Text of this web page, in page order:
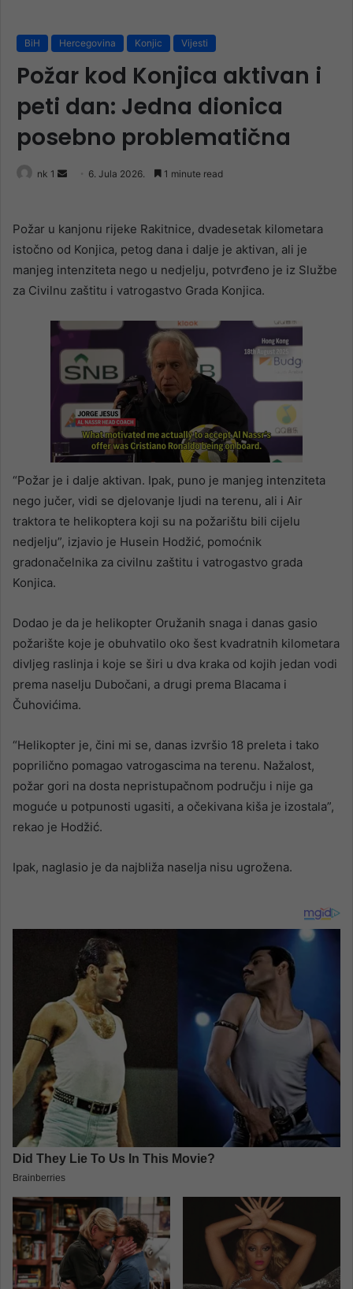
BiH Hercegovina Konjic Vijesti
Požar kod Konjica aktivan i
peti dan: Jedna dionica
posebno problematična
nk 1
Send 6. Jula 2026. 1 minute read
Požar u kanjonu rijeke Rakitnice, dvadesetak kilometara
istočno od Konjica, petog dana i dalje je aktivan, ali je
manjeg intenziteta nego u nedjelju, potvrđeno je iz Službe
za Civilnu zaštitu i vatrogastvo Grada Konjica.
“Požar je i dalje aktivan. Ipak, puno je manjeg intenziteta
nego jučer, vidi se djelovanje ljudi na terenu, ali i Air
traktora te helikoptera koji su na požarištu bili cijelu
nedjelju”, izjavio je Husein Hodžić, pomoćnik
gradonačelnika za civilnu zaštitu i vatrogastvo grada
Konjica.
Dodao je da je helikopter Oružanih snaga i danas gasio
požarište koje je obuhvatilo oko šest kvadratnih kilometara
divljeg raslinja i koje se širi u dva kraka od kojih jedan vodi
prema naselju Dubočani, a drugi prema Blacama i
Čuhovićima.
“Helikopter je, čini mi se, danas izvršio 18 preleta i tako
poprilično pomagao vatrogascima na terenu. Nažalost,
požar gori na dosta nepristupačnom području i nije ga
moguće u potpunosti ugasiti, a očekivana kiša je izostala”,
rekao je Hodžić.
Ipak, naglasio je da najbliža naselja nisu ugrožena.